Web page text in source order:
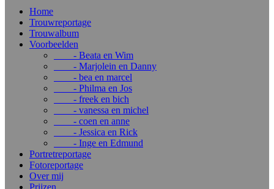
Home
Trouwreportage
Trouwalbum
Voorbeelden
- Beata en Wim
- Marjolein en Danny
- bea en marcel
- Philma en Jos
- freek en bich
- vanessa en michel
- coen en anne
- Jessica en Rick
- Inge en Edmund
Portretreportage
Fotoreportage
Over mij
Prijzen